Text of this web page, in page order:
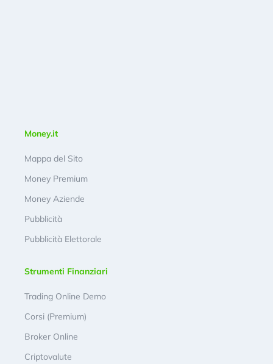
Money.it
Mappa del Sito
Money Premium
Money Aziende
Pubblicità
Pubblicità Elettorale
Strumenti Finanziari
Trading Online Demo
Corsi (Premium)
Broker Online
Criptovalute